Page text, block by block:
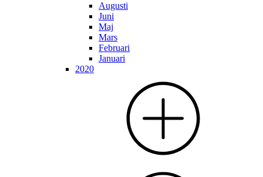
Augusti
Juni
Maj
Mars
Februari
Januari
2020